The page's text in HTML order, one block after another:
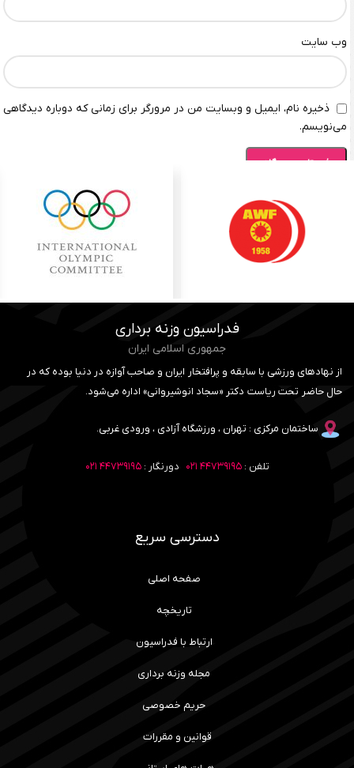
وب‌ سایت
ذخیره نام، ایمیل و وبسایت من در مرورگر برای زمانی که دوباره دیدگاهی
می‌نویسم.
فدراسیون وزنه برداری
جمهوری اسلامی ایران
از نهادهای ورزشی با سابقه و پرافتخار ایران و صاحب آوازه در دنیا بوده که در
حال حاضر تحت ریاست دکتر «سجاد انوشیروانی» اداره می‌شود.
ساختمان مرکزی : تهران ، ورزشگاه آزادی ، ورودی غربی.
تلفن :۴۴۷۳۹۱۹۵ ۰۲۱ دورنگار :۴۴۷۳۹۱۹۵ ۰۲۱
دسترسی سریع
صفحه اصلی
تاریخچه
ارتباط با فدراسیون
مجله وزنه برداری
حریم خصوصی
قوانین و مقررات